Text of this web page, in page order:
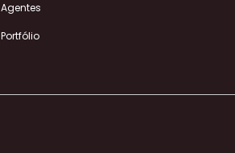
Agentes
Portfólio